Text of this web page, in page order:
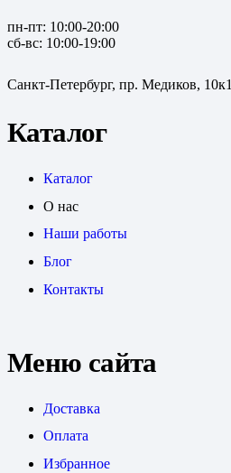
пн-пт: 10:00-20:00
сб-вс: 10:00-19:00
Санкт-Петербург, пр. Медиков, 10к1
Каталог
Каталог
О нас
Наши работы
Блог
Контакты
Меню сайта
Доставка
Оплата
Избранное